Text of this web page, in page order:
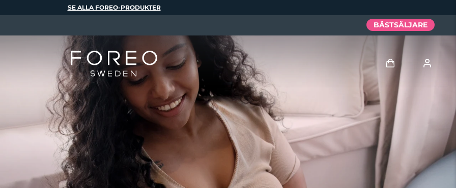
SE ALLA FOREO-PRODUKTER
BÄSTSÄLJARE
Användarprofil
Mina enheter
Mina beställningar